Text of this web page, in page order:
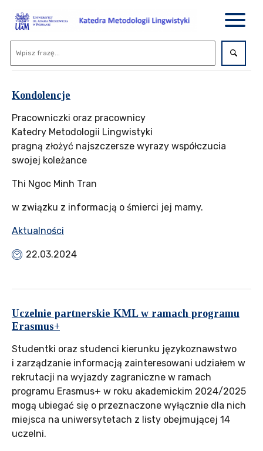
Kondolencje
Pracowniczki oraz pracownicy
Katedry Metodologii Lingwistyki
pragną złożyć najszczersze wyrazy współczucia
swojej koleżance
Thi Ngoc Minh Tran
w związku z informacją o śmierci jej mamy.
Aktualności
22.03.2024
Uczelnie partnerskie KML w ramach programu
Erasmus+
Studentki oraz studenci kierunku językoznawstwo
i zarządzanie informacją zainteresowani udziałem w
rekrutacji na wyjazdy zagraniczne w ramach
programu Erasmus+ w roku akademickim 2024/2025
mogą ubiegać się o przeznaczone wyłącznie dla nich
miejsca na uniwersytetach z listy obejmującej 14
uczelni.